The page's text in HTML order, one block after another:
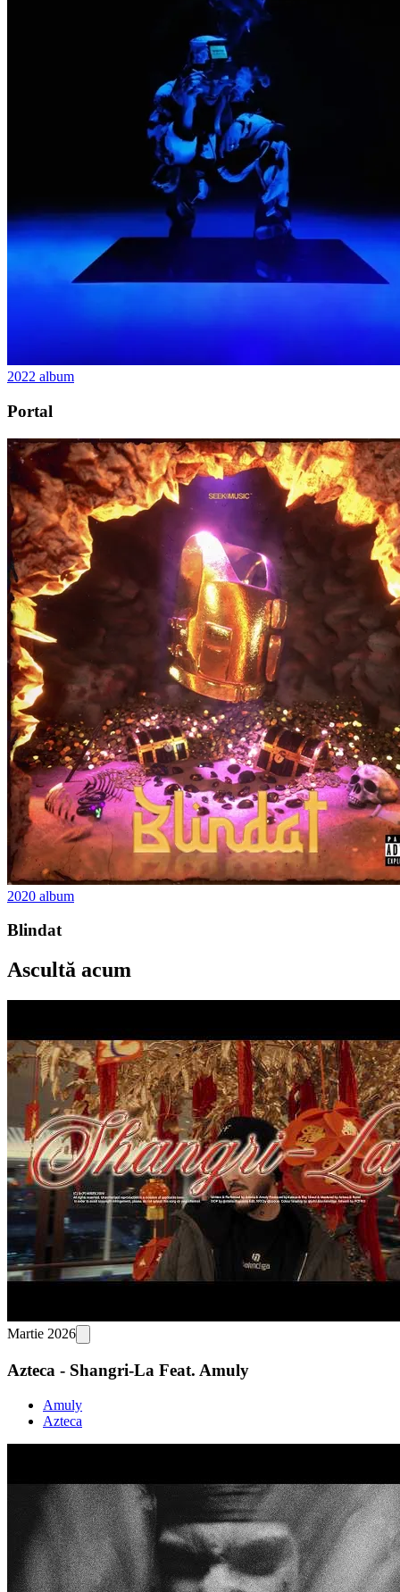
2022 album
Portal
2020 album
Blindat
Ascultă acum
Martie 2026
Azteca - Shangri-La Feat. Amuly
Amuly
Azteca